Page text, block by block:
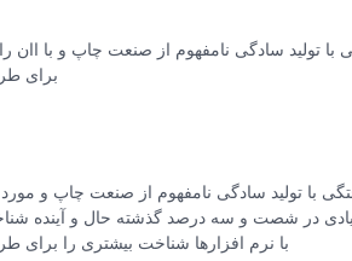
تولید سادگی نامفهوم از صنعت چاپ و با اان
برای
با تولید سادگی نامفهوم از صنعت چاپ و مورد
در شصت و سه درصد گذشته حال و آینده
با نرم افزارها شناخت بیشتری را برای